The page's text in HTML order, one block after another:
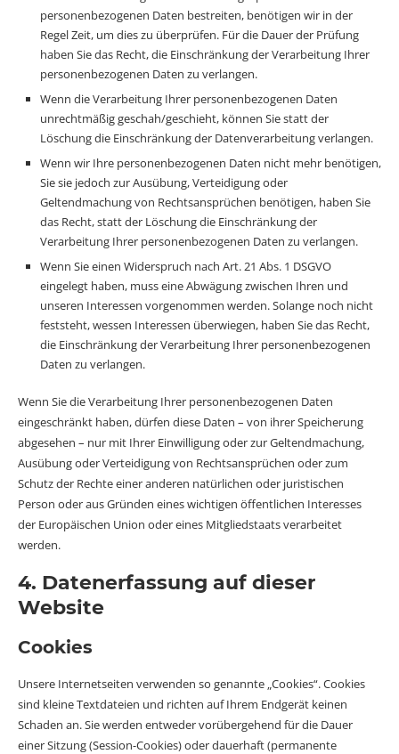
personenbezogenen Daten bestreiten, benötigen wir in der
Regel Zeit, um dies zu überprüfen. Für die Dauer der Prüfung
haben Sie das Recht, die Einschränkung der Verarbeitung Ihrer
personenbezogenen Daten zu verlangen.
Wenn die Verarbeitung Ihrer personenbezogenen Daten
unrechtmäßig geschah/geschieht, können Sie statt der
Löschung die Einschränkung der Datenverarbeitung verlangen.
Wenn wir Ihre personenbezogenen Daten nicht mehr benötigen,
Sie sie jedoch zur Ausübung, Verteidigung oder
Geltendmachung von Rechtsansprüchen benötigen, haben Sie
das Recht, statt der Löschung die Einschränkung der
Verarbeitung Ihrer personenbezogenen Daten zu verlangen.
Wenn Sie einen Widerspruch nach Art. 21 Abs. 1 DSGVO
eingelegt haben, muss eine Abwägung zwischen Ihren und
unseren Interessen vorgenommen werden. Solange noch nicht
feststeht, wessen Interessen überwiegen, haben Sie das Recht,
die Einschränkung der Verarbeitung Ihrer personenbezogenen
Daten zu verlangen.
Wenn Sie die Verarbeitung Ihrer personenbezogenen Daten
eingeschränkt haben, dürfen diese Daten – von ihrer Speicherung
abgesehen – nur mit Ihrer Einwilligung oder zur Geltendmachung,
Ausübung oder Verteidigung von Rechtsansprüchen oder zum
Schutz der Rechte einer anderen natürlichen oder juristischen
Person oder aus Gründen eines wichtigen öffentlichen Interesses
der Europäischen Union oder eines Mitgliedstaats verarbeitet
werden.
4. Datenerfassung auf dieser
Website
Cookies
Unsere Internetseiten verwenden so genannte „Cookies“. Cookies
sind kleine Textdateien und richten auf Ihrem Endgerät keinen
Schaden an. Sie werden entweder vorübergehend für die Dauer
einer Sitzung (Session-Cookies) oder dauerhaft (permanente